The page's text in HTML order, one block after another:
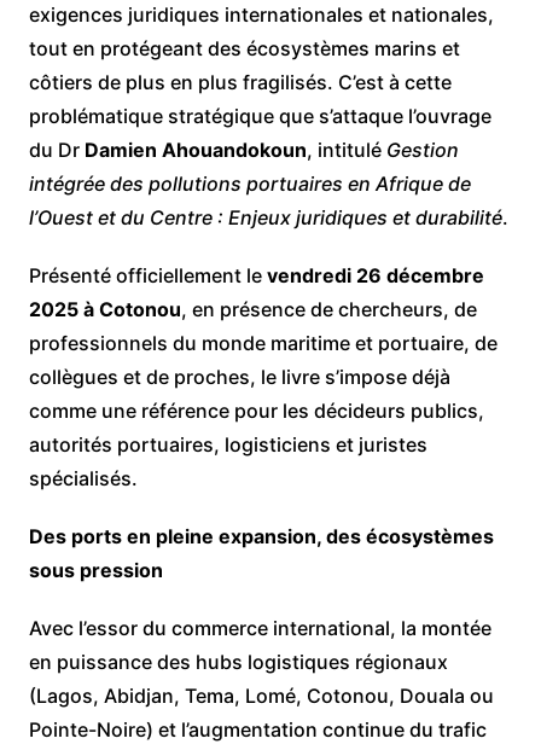
exigences juridiques internationales et nationales,
tout en protégeant des écosystèmes marins et
côtiers de plus en plus fragilisés. C’est à cette
problématique stratégique que s’attaque l’ouvrage
du Dr Damien Ahouandokoun, intitulé Gestion
intégrée des pollutions portuaires en Afrique de
l’Ouest et du Centre : Enjeux juridiques et durabilité.
Présenté officiellement le vendredi 26 décembre
2025 à Cotonou, en présence de chercheurs, de
professionnels du monde maritime et portuaire, de
collègues et de proches, le livre s’impose déjà
comme une référence pour les décideurs publics,
autorités portuaires, logisticiens et juristes
spécialisés.
Des ports en pleine expansion, des écosystèmes
sous pression
Avec l’essor du commerce international, la montée
en puissance des hubs logistiques régionaux
(Lagos, Abidjan, Tema, Lomé, Cotonou, Douala ou
Pointe-Noire) et l’augmentation continue du trafic